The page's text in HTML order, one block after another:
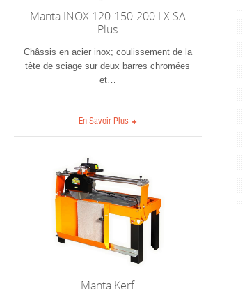
Manta INOX 120-150-200 LX SA
Plus
Châssis en acier inox; coulissement de la
tête de sciage sur deux barres chromées
et…
En Savoir Plus
Manta Kerf